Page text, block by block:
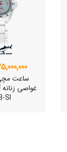
25,000,000
ساعت
SI